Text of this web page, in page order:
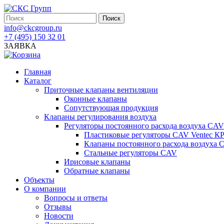
info@ckcgroup.ru
+7 (495) 150 32 01
ЗАЯВКА
Главная
Каталог
Приточные клапаны вентиляции
Оконные клапаны
Сопутствующая продукция
Клапаны регулирования воздуха
Регуляторы постоянного расхода воздуха CAV
Пластиковые регуляторы CAV Ventec
Клапаны постоянного расхода воздуха
Стальные регуляторы CAV
Ирисовые клапаны
Обратные клапаны
Объекты
О компании
Вопросы и ответы
Отзывы
Новости